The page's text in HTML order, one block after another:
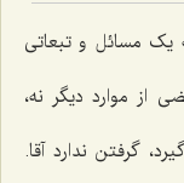
یک مسائل و تبعاتى
از موارد دیگر نه،
گرفتن ندارد آقا.